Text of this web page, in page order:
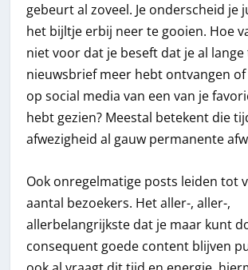
gebeurt al zoveel. Je onderscheid je
het bijltje erbij neer te gooien. Hoe
niet voor dat je beseft dat je al lange
nieuwsbrief meer hebt ontvangen
op social media van een van je
hebt gezien? Meestal betekent die
afwezigheid al gauw permanente
Ook onregelmatige posts leiden tot
aantal bezoekers. Het aller-, aller-,
allerbelangrijkste dat je maar kunt
consequent goede content blijven